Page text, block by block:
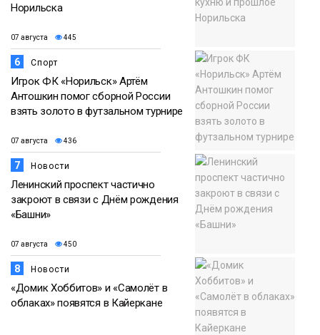
Норильска
07 августа 445
6 Спорт
Игрок ФК «Норильск» Артём
Антошкин помог сборной России
взять золото в футзальном турнире
07 августа 436
7 Новости
Ленинский проспект частично
закроют в связи с Днём рождения
«Башни»
07 августа 450
8 Новости
«Домик Хоббитов» и «Самолёт в
облаках» появятся в Кайеркане